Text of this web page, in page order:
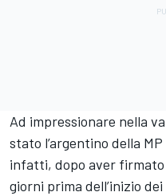
Ad impressionare nella
stato l’argentino della
infatti, dopo aver firmato
giorni prima dell’inizio